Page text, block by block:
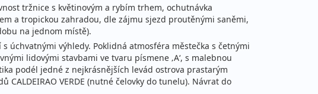
cena za 8 dní (7 nocí)
42 490 Kč
cena za 8 dní (7 nocí)
Podrobnosti
tržnice s květinovým a rybím trhem, ochutnávka
a tropickou zahradou, dle zájmu sjezd proutěnými saněmi,
na jednom místě).
úchvatnými výhledy. Poklidná atmosféra městečka s četnými
lidovými stavbami ve tvaru písmene ‚A‘, s malebnou
podél jedné z nejkrásnějších levád ostrova prastarým
VERDE (nutné čelovky do tunelu). Návrat do